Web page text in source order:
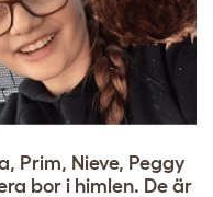
Prim, Nieve, Peggy
bor i himlen. De är